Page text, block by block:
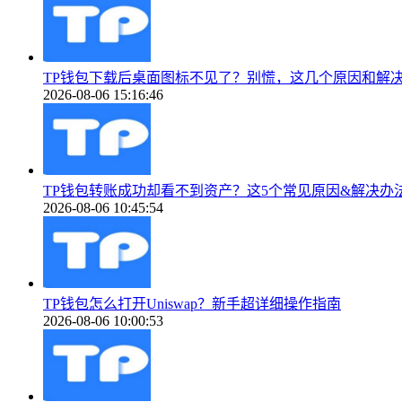
TP钱包下载后桌面图标不见了？别慌，这几个原因和解
2026-08-06 15:16:46
TP钱包转账成功却看不到资产？这5个常见原因&解决办
2026-08-06 10:45:54
TP钱包怎么打开Uniswap？新手超详细操作指南
2026-08-06 10:00:53